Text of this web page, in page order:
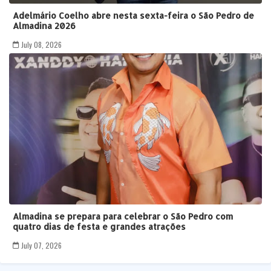
Adelmário Coelho abre nesta sexta-feira o São Pedro de
Almadina 2026
July 08, 2026
Almadina se prepara para celebrar o São Pedro com
quatro dias de festa e grandes atrações
July 07, 2026